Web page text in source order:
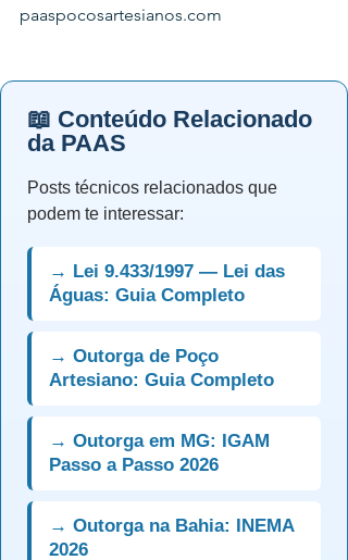
paaspocosartesianos.com
📖 Conteúdo Relacionado
da PAAS
Posts técnicos relacionados que
podem te interessar:
→ Lei 9.433/1997 — Lei das
Águas: Guia Completo
→ Outorga de Poço
Artesiano: Guia Completo
→ Outorga em MG: IGAM
Passo a Passo 2026
→ Outorga na Bahia: INEMA
2026